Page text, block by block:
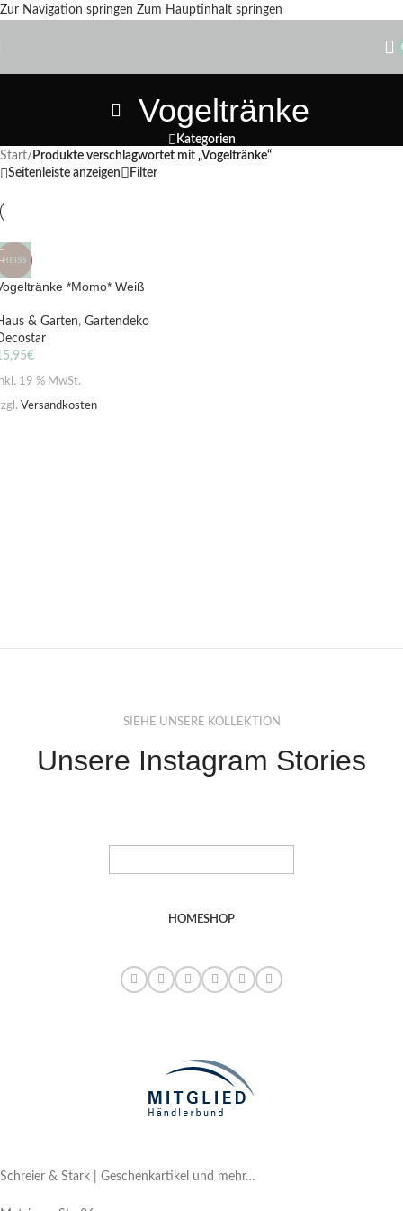
Zur Navigation springen Zum Hauptinhalt springen
Vogeltränke
Kategorien
Start/ Produkte verschlagwortet mit „Vogeltränke“
Seitenleiste anzeigen
Filter
HEISS
*Momo* Weiß
& Garten, Gartendeko
€
19 % MwSt.
Versandkosten
SIEHE UNSERE KOLLEKTION
Unsere Instagram Stories
HOMESHOP
Schreier & Stark | Geschenkartikel und mehr…